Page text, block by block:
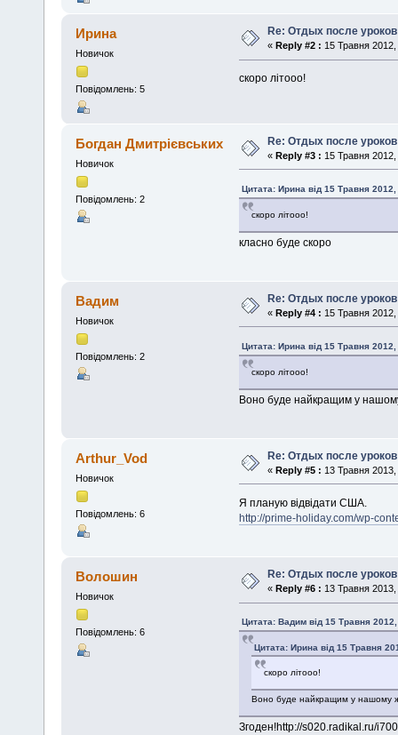
Ирина
Новичок
Повідомлень: 5
Re: Отдых после уроков
« Reply #2 : 15 Травня
скоро літооо!
Богдан Дмитрієвських
Новичок
Повідомлень: 2
Re: Отдых после уроков
« Reply #3 : 15 Травня
Цитата: Ирина від 15 Травня
скоро літооо!
класно буде скоро
Вадим
Новичок
Повідомлень: 2
Re: Отдых после уроков
« Reply #4 : 15 Травня
Цитата: Ирина від 15 Травня
скоро літооо!
Воно буде найкращим у
Arthur_Vod
Новичок
Повідомлень: 6
Re: Отдых после уроков
« Reply #5 : 13 Травня
Я планую відвідати США.
http://prime-holiday.com/wp-
Волошин
Новичок
Повідомлень: 6
Re: Отдых после уроков
« Reply #6 : 13 Травня
Цитата: Вадим від 15 Травня
Цитата: Ирина від 15 Травня
скоро літооо!
Воно буде найкращим у нашому
Згоден!http://s020.radikal.ru/